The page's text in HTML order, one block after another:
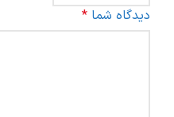
دیدگاه شما *